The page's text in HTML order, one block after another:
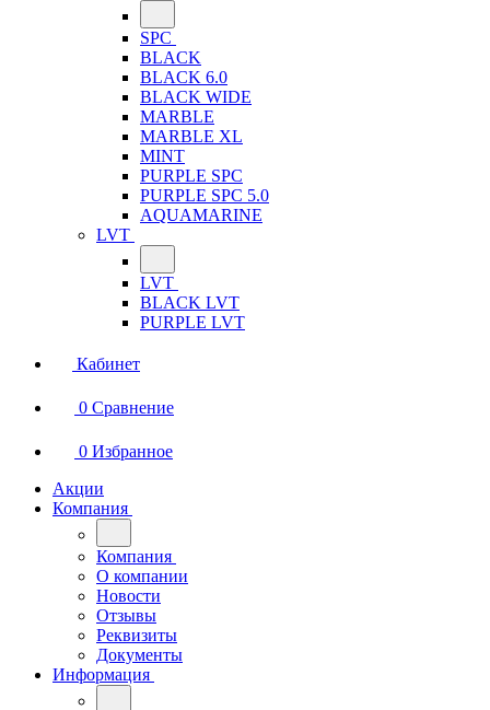
SPC
BLACK
BLACK 6.0
BLACK WIDE
MARBLE
MARBLE XL
MINT
PURPLE SPC
PURPLE SPC 5.0
AQUAMARINE
LVT
LVT
BLACK LVT
PURPLE LVT
Кабинет
0 Сравнение
0 Избранное
Акции
Компания
Компания
О компании
Новости
Отзывы
Реквизиты
Документы
Информация